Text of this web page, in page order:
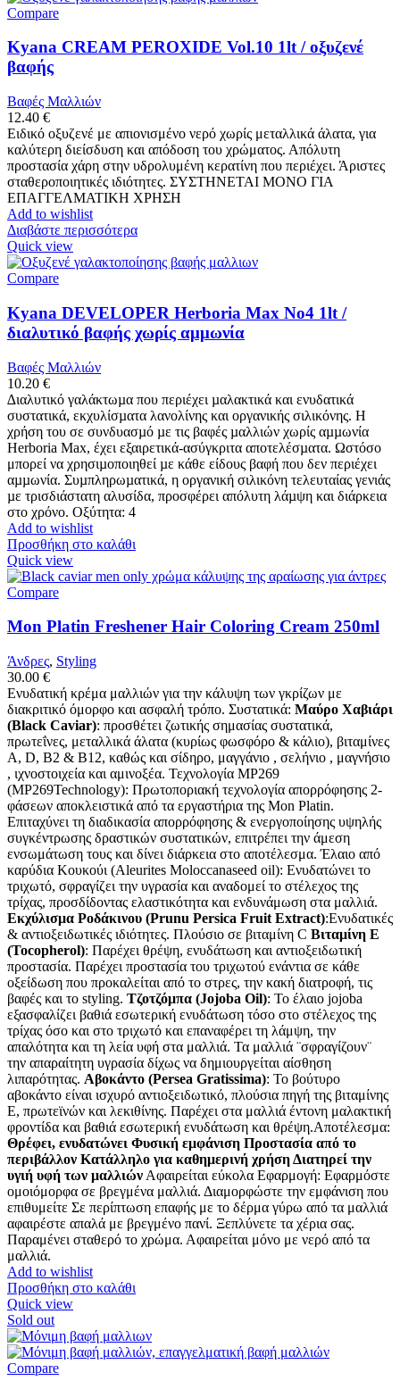
Compare
Kyana CREAM PEROXIDE Vol.10 1lt / οξυζενέ
βαφής
Βαφές Μαλλιών
12.40 €
Ειδικό οξυζενέ με απιονισμένο νερό χωρίς μεταλλικά άλατα, για
καλύτερη διείσδυση και απόδοση του χρώματος. Απόλυτη
προστασία χάρη στην υδρολυμένη κερατίνη που περιέχει. Άριστες
σταθεροποιητικές ιδιότητες. ΣΥΣΤΗΝΕΤΑΙ ΜΟΝΟ ΓΙΑ
ΕΠΑΓΓΕΛΜΑΤΙΚΗ ΧΡΗΣΗ
Add to wishlist
Διαβάστε περισσότερα
Quick view
Compare
Kyana DEVELOPER Herboria Max No4 1lt /
διαλυτικό βαφής χωρίς αμμωνία
Βαφές Μαλλιών
10.20 €
∆ιαλυτικό γαλάκτωµα που περιέχει µαλακτικά και ενυδατικά
συστατικά, εκχυλίσµατα λανολίνης και οργανικής σιλικόνης. Η
χρήση του σε συνδυασµό µε τις βαφές µαλλιών χωρίς αµµωνία
Herboria Max, έχει εξαιρετικά-ασύγκριτα αποτελέσµατα. Ωστόσο
μπορεί να χρησιµοποιηθεί µε κάθε είδους βαφή που δεν περιέχει
αµµωνία. Συµπληρωµατικά, η οργανική σιλικόνη τελευταίας γενιάς
µε τρισδιάστατη αλυσίδα, προσφέρει απόλυτη λάµψη και διάρκεια
στο χρόνο. Οξύτητα: 4
Add to wishlist
Προσθήκη στο καλάθι
Quick view
Compare
Mon Platin Freshener Hair Coloring Cream 250ml
Άνδρες, Styling
30.00 €
Ενυδατική κρέμα μαλλιών για την κάλυψη των γκρίζων με
διακριτικό όμορφο και ασφαλή τρόπο. Συστατικά: Μαύρο Χαβιάρι
(Black Caviar): προσθέτει ζωτικής σημασίας συστατικά,
πρωτεΐνες, μεταλλικά άλατα (κυρίως φωσφόρο & κάλιο), βιταμίνες
Α, D, Β2 & Β12, καθώς και σίδηρο, μαγγάνιο , σελήνιο , μαγνήσιο
, ιχνοστοιχεία και αμινοξέα. Τεχνολογία MP269
(MP269Technology): Πρωτοποριακή τεχνολογία απορρόφησης 2-
φάσεων αποκλειστικά από τα εργαστήρια της Mon Platin.
Επιταχύνει τη διαδικασία απορρόφησης & ενεργοποίησης υψηλής
συγκέντρωσης δραστικών συστατικών, επιτρέπει την άμεση
ενσωμάτωση τους και δίνει διάρκεια στο αποτέλεσμα. Έλαιο από
καρύδια Κουκούι (Aleurites Moloccanaseed oil): Ενυδατώνει το
τριχωτό, σφραγίζει την υγρασία και αναδομεί το στέλεχος της
τρίχας, προσδίδοντας ελαστικότητα και ενδυνάμωση στα μαλλιά.
Εκχύλισμα Ροδάκινου (Prunu Persica Fruit Extract):Ενυδατικές
& αντιοξειδωτικές ιδιότητες. Πλούσιο σε βιταμίνη C Βιταμίνη Ε
(Tocopherol): Παρέχει θρέψη, ενυδάτωση και αντιοξειδωτική
προστασία. Παρέχει προστασία του τριχωτού ενάντια σε κάθε
οξείδωση που προκαλείται από το στρες, την κακή διατροφή, τις
βαφές και το styling. Τζοτζόμπα (Jojoba Oil): Το έλαιο jojoba
εξασφαλίζει βαθιά εσωτερική ενυδάτωση τόσο στο στέλεχος της
τρίχας όσο και στο τριχωτό και επαναφέρει τη λάμψη, την
απαλότητα και τη λεία υφή στα μαλλιά. Τα μαλλιά ¨σφραγίζουν¨
την απαραίτητη υγρασία δίχως να δημιουργείται αίσθηση
λιπαρότητας. Αβοκάντο (Persea Gratissima): Το βούτυρο
αβοκάντο είναι ισχυρό αντιοξειδωτικό, πλούσια πηγή της βιταμίνης
Ε, πρωτεϊνών και λεκιθίνης. Παρέχει στα μαλλιά έντονη μαλακτική
φροντίδα και βαθιά εσωτερική ενυδάτωση και θρέψη. ​Αποτέλεσμα:
Θρέφει, ενυδατώνει Φυσική εμφάνιση Προστασία από το
περιβάλλον Κατάλληλο για καθημερινή χρήση Διατηρεί την
υγιή υφή των μαλλιών Αφαιρείται εύκολα Εφαρμογή: Εφαρμόστε
ομοιόμορφα σε βρεγμένα μαλλιά. Διαμορφώστε την εμφάνιση που
επιθυμείτε Σε περίπτωση επαφής με το δέρμα γύρω από τα μαλλιά
αφαιρέστε απαλά με βρεγμένο πανί. Ξεπλύνετε τα χέρια σας.
Παραμένει σταθερό το χρώμα. Αφαιρείται μόνο με νερό από τα
μαλλιά.
Add to wishlist
Προσθήκη στο καλάθι
Quick view
Sold out
Compare